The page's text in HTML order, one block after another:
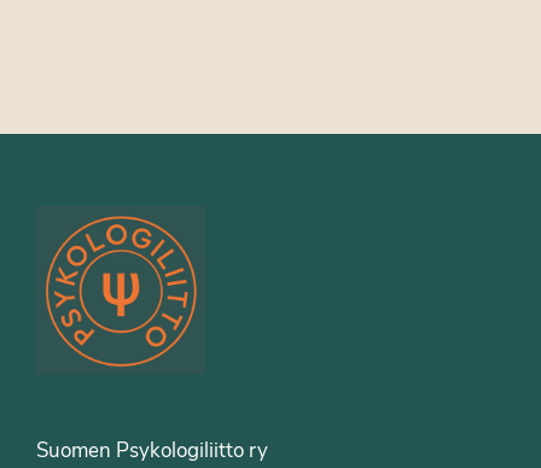
Suomen Psykologiliitto ry